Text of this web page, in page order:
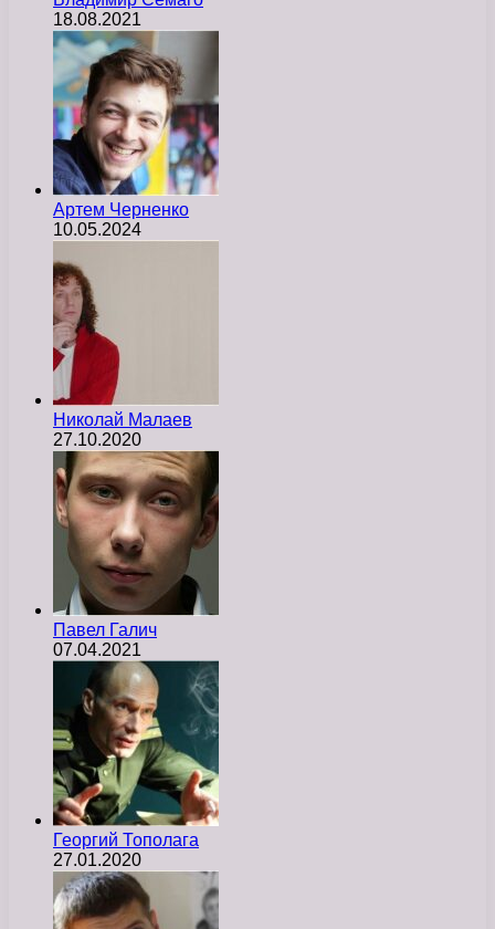
18.08.2021
Артем Черненко
10.05.2024
Николай Малаев
27.10.2020
Павел Галич
07.04.2021
Георгий Тополага
27.01.2020